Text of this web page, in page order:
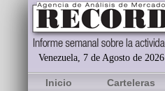
Venezuela, 7 de Agosto de 2026
Inicio Carteleras